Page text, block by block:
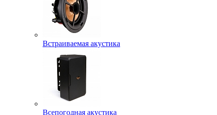
Встраиваемая акустика
Всепогодная акустика